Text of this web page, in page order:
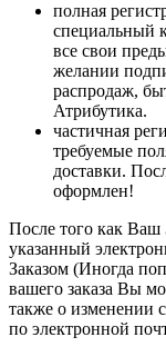
полная
специальный
все свои
желании
распродаж,
Атрибутика.
частичная
требуемые
доставки.
оформлен!
После того как Ваш
указанный
Заказом (Иногда
вашего заказа Вы
также о изменении
по электронной